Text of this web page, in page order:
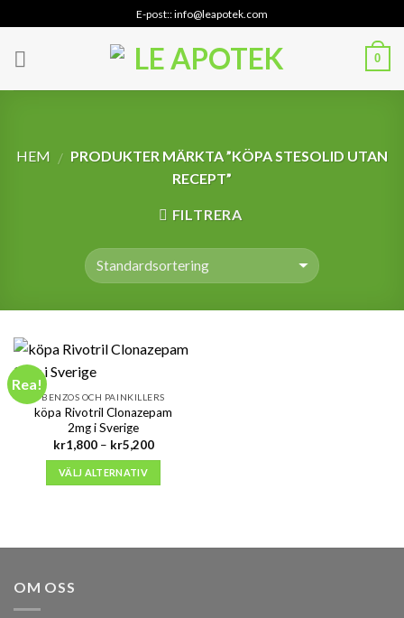
to
content
E-post:: info@leapotek.com
0
HEM / PRODUKTER MÄRKTA ”KÖPA STESOLID UTAN
RECEPT”
FILTRERA
Rea!
BENZOS OCH PAINKILLERS
köpa Rivotril Clonazepam
2mg i Sverige
kr1,800 – kr5,200Prisintervall:
VÄLJ ALTERNATIV
OM OSS